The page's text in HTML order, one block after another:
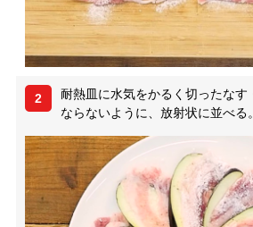
2
耐熱皿に水気をかるく切ったなす
ならないように、放射状に並べる。